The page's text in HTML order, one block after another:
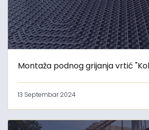
Montaža podnog grijanja vrtić
13 Septembar 2024